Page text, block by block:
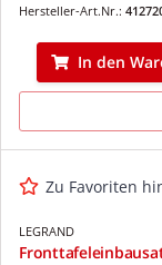
Hersteller-Art.Nr.:
In den
Zu Favoriten
LEGRAND